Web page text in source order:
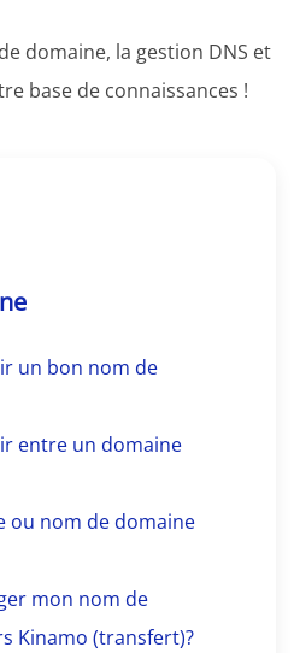
domaine, la gestion DNS et
base de connaissances !
un bon nom de
entre un domaine
ou nom de domaine
mon nom de
Kinamo (transfert)?